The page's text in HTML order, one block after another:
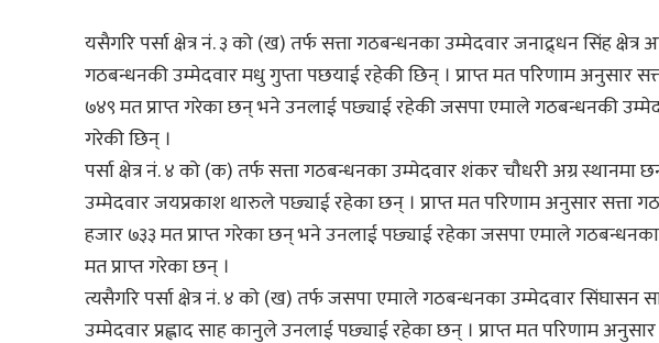
यसैगरि पर्सा क्षेत्र नं. ३ को (ख) तर्फ सत्ता गठबन्धनका उम्मेदवार जनाद्र्धन सिंह
गठबन्धनकी उम्मेदवार मधु गुप्ता पछयाई रहेकी छिन् । प्राप्त मत परिणाम अनुसार
७४९ मत प्राप्त गरेका छन् भने उनलाई पछ्याई रहेकी जसपा एमाले गठबन्धनकी
गरेकी छिन् ।
पर्सा क्षेत्र नं. ४ को (क) तर्फ सत्ता गठबन्धनका उम्मेदवार शंकर चौधरी अग्र
उम्मेदवार जयप्रकाश थारुले पछ्याई रहेका छन् । प्राप्त मत परिणाम अनुसार सत्ता
हजार ७३३ मत प्राप्त गरेका छन् भने उनलाई पछ्याई रहेका जसपा एमाले
मत प्राप्त गरेका छन् ।
त्यसैगरि पर्सा क्षेत्र नं. ४ को (ख) तर्फ जसपा एमाले गठबन्धनका उम्मेदवार सिंघासन
उम्मेदवार प्रह्लाद साह कानुले उनलाई पछ्याई रहेका छन् । प्राप्त मत परिणाम